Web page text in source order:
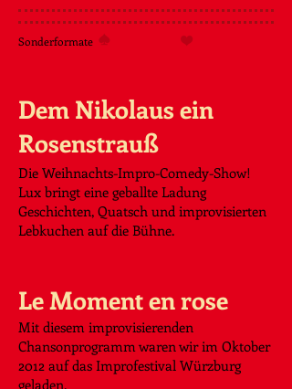
Sonderformate
Dem Nikolaus ein
Rosenstrauß
Die Weihnachts-Impro-Comedy-Show!
Lux bringt eine geballte Ladung
Geschichten, Quatsch und improvisierten
Lebkuchen auf die Bühne.
Le Moment en rose
Mit diesem improvisierenden
Chansonprogramm waren wir im Oktober
2012 auf das Improfestival Würzburg
geladen.